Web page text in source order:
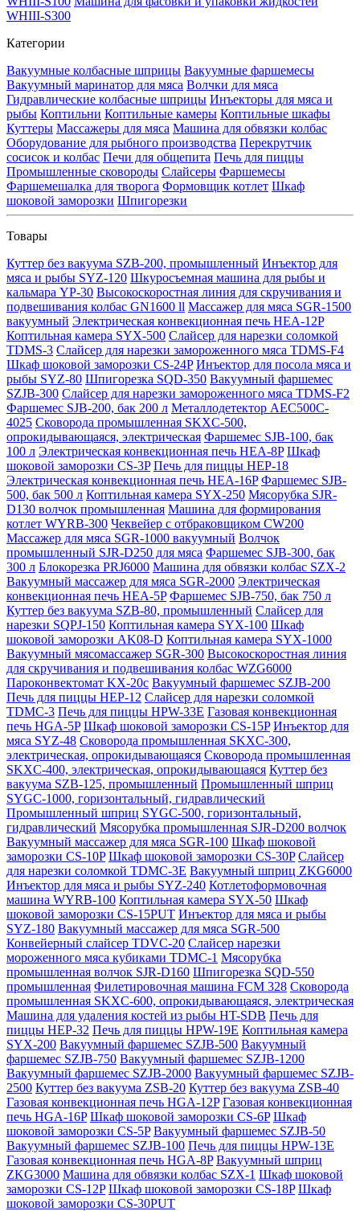
WHIII-S300
Категории
Вакуумные колбасные шприцы Вакуумные фаршемесы
Вакуумный маринатор для мяса Волчки для мяса
Гидравлические колбасные шприцы Инъекторы для мяса и
рыбы Коптильни Коптильные камеры Коптильные шкафы
Куттеры Массажеры для мяса Машина для обвязки колбас
Оборудование для рыбного производства Перекрутчик
сосисок и колбас Печи для общепита Печь для пиццы
Промышленные сковороды Слайсеры Фаршемесы
Фаршемешалка для творога Формовщик котлет Шкаф
шоковой заморозки Шпигорезки
Товары
Куттер без вакуума SZB-200, промышленный Инъектор для
мяса и рыбы SYZ-120 Шкуросъемная машина для рыбы и
кальмара YP-30 Высокоскоростная линия для скручивания и
подвешивания колбас GN1600 ll Массажер для мяса SGR-1500
вакуумный Электрическая конвекционная печь HEA-12P
Коптильная камера SYX-500 Слайсер для нарезки соломкой
TDMS-3 Слайсер для нарезки замороженного мяса TDMS-F4
Шкаф шоковой заморозки CS-24P Инъектор для посола мяса и
рыбы SYZ-80 Шпигорезка SQD-350 Вакуумный фаршемес
SZJB-300 Слайсер для нарезки замороженного мяса TDMS-F2
Фаршемес SJB-200, бак 200 л Металлодетектор AEC500C-
4025 Сковорода промышленная SKXC-500,
опрокидывающаяся, электрическая Фаршемес SJB-100, бак
100 л Электрическая конвекционная печь HEA-8P Шкаф
шоковой заморозки CS-3P Печь для пиццы HEP-18
Электрическая конвекционная печь HEA-16P Фаршемес SJB-
500, бак 500 л Коптильная камера SYX-250 Мясорубка SJR-
D130 волчок промышленная Машина для формирования
котлет WYRB-300 Чеквейер с отбраковщиком CW200
Массажер для мяса SGR-1000 вакуумный Волчок
промышленный SJR-D250 для мяса Фаршемес SJB-300, бак
300 л Блокорезка PRJ6000 Машина для обвязки колбас SZX-2
Вакуумный массажер для мяса SGR-2000 Электрическая
конвекционная печь HEA-5P Фаршемес SJB-750, бак 750 л
Куттер без вакуума SZB-80, промышленный Слайсер для
нарезки SQPJ-150 Коптильная камера SYX-100 Шкаф
шоковой заморозки AK08-D Коптильная камера SYX-1000
Вакуумный мясомассажер SGR-300 Высокоскоростная линия
для скручивания и подвешивания колбас WZG6000
Пароконвектомат KX-20c Вакуумный фаршемес SZJB-200
Печь для пиццы HEP-12 Слайсер для нарезки соломкой
TDMC-3 Печь для пиццы HPW-33E Газовая конвекционная
печь HGA-5P Шкаф шоковой заморозки CS-15P Инъектор для
мяса SYZ-48 Сковорода промышленная SKXC-300,
электрическая, опрокидывающаяся Сковорода промышленная
SKXC-400, электрическая, опрокидывающаяся Куттер без
вакуума SZB-125, промышленный Промышленный шприц
SYGC-1000, горизонтальный, гидравлический
Промышленный шприц SYGC-500, горизонтальный,
гидравлический Мясорубка промышленная SJR-D200 волчок
Вакуумный массажер для мяса SGR-100 Шкаф шоковой
заморозки CS-10P Шкаф шоковой заморозки CS-30P Слайсер
для нарезки соломкой TDMC-3E Вакуумный шприц ZKG6000
Инъектор для мяса и рыбы SYZ-240 Котлетоформовочная
машина WYRB-100 Коптильная камера SYX-50 Шкаф
шоковой заморозки CS-15PUT Инъектор для мяса и рыбы
SYZ-180 Вакуумный массажер для мяса SGR-500
Конвейерный слайсер TDVC-20 Слайсер нарезки
мороженного мяса кубиками TDMC-1 Мясорубка
промышленная волчок SJR-D160 Шпигорезка SQD-550
промышленная Филетировочная машина FCM 328 Сковорода
промышленная SKXC-600, опрокидывающаяся, электрическая
Машина для удаления костей из рыбы HT-SDB Печь для
пиццы HEP-32 Печь для пиццы HPW-19E Коптильная камера
SYX-200 Вакуумный фаршемес SZJB-500 Вакуумный
фаршемес SZJB-750 Вакуумный фаршемес SZJB-1200
Вакуумный фаршемес SZJB-2000 Вакуумный фаршемес SZJB-
2500 Куттер без вакуума ZSB-20 Куттер без вакуума ZSB-40
Газовая конвекционная печь HGA-12P Газовая конвекционная
печь HGA-16P Шкаф шоковой заморозки CS-6P Шкаф
шоковой заморозки CS-5P Вакуумный фаршемес SZJB-50
Вакуумный фаршемес SZJB-100 Печь для пиццы HPW-13E
Газовая конвекционная печь HGA-8P Вакуумный шприц
ZKG3000 Машина для обвязки колбас SZX-1 Шкаф шоковой
заморозки CS-12P Шкаф шоковой заморозки CS-18P Шкаф
шоковой заморозки CS-30PUT